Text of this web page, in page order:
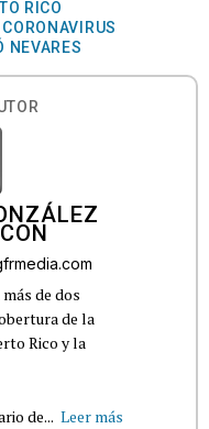
RICO
CORONAVIRUS
NEVARES
de dos
de la
Rico y la
de... Leer más